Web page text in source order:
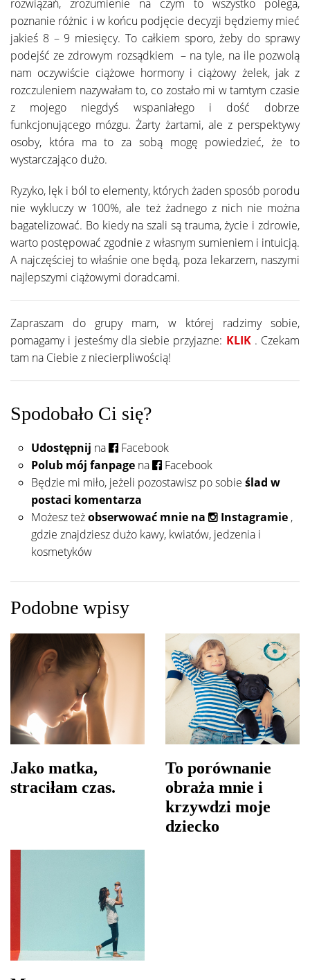
rozwiązań, zrozumienie na czym to wszystko polega,
poznanie różnic i w końcu podjęcie decyzji będziemy mieć
jakieś 8 – 9 miesięcy. To całkiem sporo, żeby do sprawy
podejść ze zdrowym rozsądkiem – na tyle, na ile pozwolą
nam oczywiście ciążowe hormony i ciążowy żelek, jak z
rozczuleniem nazywałam to, co zostało mi w tamtym czasie
z mojego niegdyś wspaniałego i dość dobrze
funkcjonującego mózgu. Żarty żartami, ale z perspektywy
osoby, która ma to za sobą mogę powiedzieć, że to
wystarczająco dużo.
Ryzyko, lęk i ból to elementy, których żaden sposób porodu
nie wykluczy w 100%, ale też żadnego z nich nie można
bagatelizować. Bo kiedy na szali są trauma, życie i zdrowie,
warto postępować zgodnie z własnym sumieniem i intuicją.
A najczęściej to właśnie one będą, poza lekarzem, naszymi
najlepszymi ciążowymi doradcami.
Zapraszam do grupy mam, w której radzimy sobie,
pomagamy i jesteśmy dla siebie przyjazne: KLIK . Czekam
tam na Ciebie z niecierpliwością!
Spodobało Ci się?
Udostępnij na
Facebook
Polub mój fanpage na
Facebook
Będzie mi miło, jeżeli pozostawisz po sobie ślad w
postaci komentarza
Możesz teżobserwować mnie na Instagramie ,
gdzie znajdziesz dużo kawy, kwiatów, jedzenia i
kosmetyków
Podobne wpisy
Jako matka,
straciłam czas.
To porównanie
obraża mnie i
krzywdzi moje
dziecko